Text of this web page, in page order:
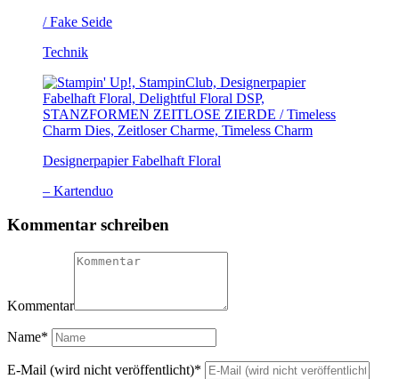
/ Fake Seide
Technik
Designerpapier Fabelhaft Floral
– Kartenduo
Kommentar schreiben
Kommentar
Name*
E-Mail (wird nicht veröffentlicht)*